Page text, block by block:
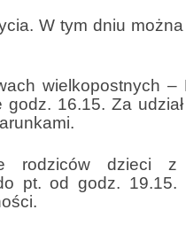
W tym dniu
wielkopostnych –
16.15. Za
rodziców dzieci
pt. od godz. 19.15.